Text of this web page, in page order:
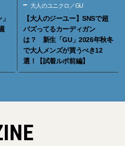
大人のユニクロ／GU
【大人のジーユー】SNSで超
バズってるカーディガン
は？ 新生「GU」2026年秋冬
で大人メンズが買うべき12
選！【試着ルポ前編】